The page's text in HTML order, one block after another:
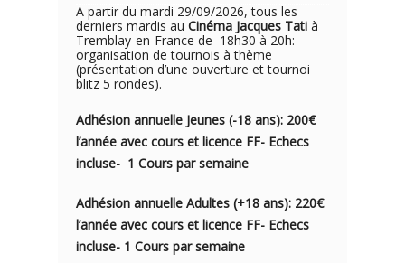
A partir du mardi 29/09/2026, tous les
derniers mardis au Cinéma Jacques Tati à
Tremblay-en-France de 18h30 à 20h:
organisation de tournois à thème
(présentation d’une ouverture et tournoi
blitz 5 rondes).
Adhésion annuelle Jeunes (-18 ans): 200€
l’année avec cours et licence FF- Echecs
incluse- 1 Cours par semaine
Adhésion annuelle Adultes (+18 ans): 220€
l’année avec cours et licence FF- Echecs
incluse- 1 Cours par semaine